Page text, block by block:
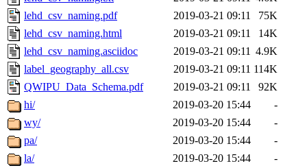
lehd_csv_naming.pdf
2019-03-21 09:11
75K
lehd_csv_naming.html
2019-03-21 09:11
14K
lehd_csv_naming.asciidoc
2019-03-21 09:11 4.9K
label_geography_all.csv
2019-03-21 09:11 114K
QWIPU_Data_Schema.pdf
2019-03-21 09:11
92K
hi/
2019-03-20 15:44
-
wy/
2019-03-20 15:44
-
pa/
2019-03-20 15:44
-
la/
2019-03-20 15:44
-